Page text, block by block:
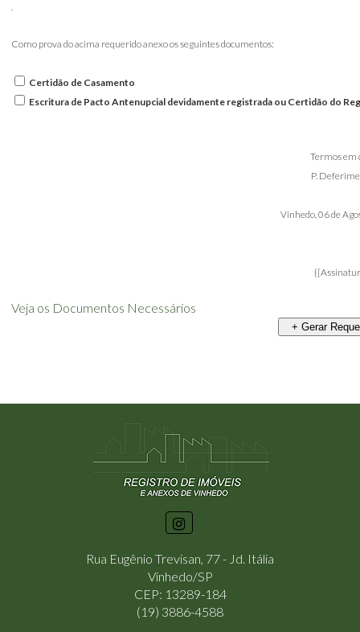
.
Como prova do acima requerido anexo os seguintes documentos:
Certidão de Casamento
Escritura de Pacto Antenupcial devidamente registrada ou Certidão do
Termos em
P.
Vinhedo,06 de
Veja os Documentos Necessários
+ Gerar
Rua Eugênio Trevisan, 77 - Jd. Itália
Vinhedo/SP
CEP: 13289-184
(19) 3886-4588